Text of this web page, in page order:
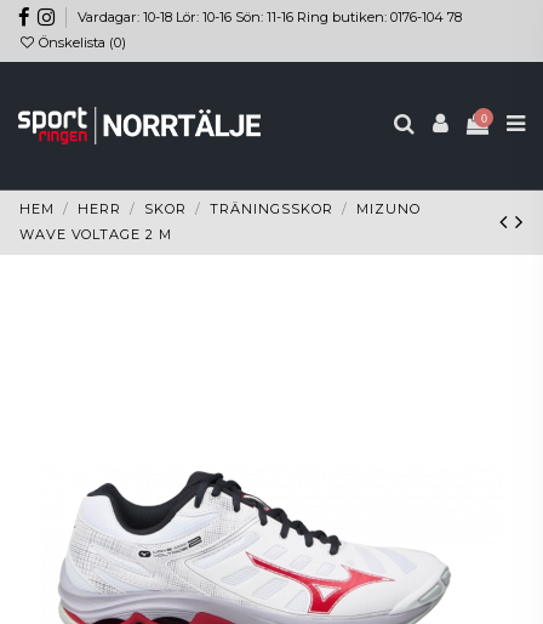
Vardagar: 10-18 Lör: 10-16 Sön: 11-16 Ring butiken: 0176-104 78
Önskelista (0)
0
HEM HERR SKOR TRÄNINGSSKOR
MIZUNO
WAVE VOLTAGE 2 M